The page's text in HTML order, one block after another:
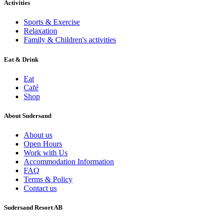
Activities
Sports & Exercise
Relaxation
Family & Children's activities
Eat & Drink
Eat
Café
Shop
About Sudersand
About us
Open Hours
Work with Us
Accommodation Information
FAQ
Terms & Policy
Contact us
Sudersand Resort AB